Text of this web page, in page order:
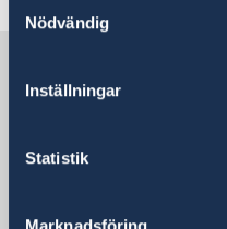
Nödvändig
Inställningar
Statistik
Eswatini
SWEDEN'S
Mozambique,